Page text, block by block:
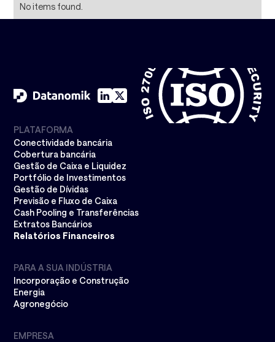
No items found.
PLATAFORMA
Conectividade bancária
Cobertura bancária
Gestão de Caixa e Liquidez
Portfólio de Investimentos
Gestão de Dívidas
Previsão e Fluxo de Caixa
Cash Pooling e Transferências
Extratos Bancários
Relatórios Financeiros
PARA A SUA INDÚSTRIA
Incorporação e Construção
Energia
Agronegócio
EMPRESA